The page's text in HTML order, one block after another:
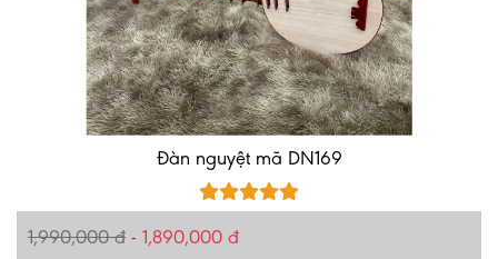
Đàn nguyệt mã DN169
1,990,000 đ - 1,890,000 đ